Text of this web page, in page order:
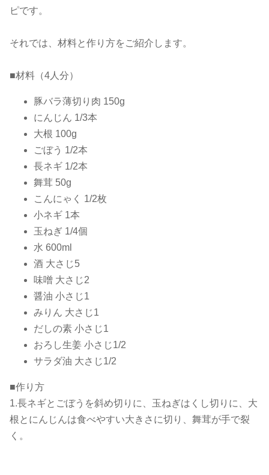
ピです。
それでは、材料と作り方をご紹介します。
■材料（4人分）
豚バラ薄切り肉 150g
にんじん 1/3本
大根 100g
ごぼう 1/2本
長ネギ 1/2本
舞茸 50g
こんにゃく 1/2枚
小ネギ 1本
玉ねぎ 1/4個
水 600ml
酒 大さじ5
味噌 大さじ2
醤油 小さじ1
みりん 大さじ1
だしの素 小さじ1
おろし生姜 小さじ1/2
サラダ油 大さじ1/2
■作り方
1.長ネギとごぼうを斜め切りに、玉ねぎはくし切りに、大
根とにんじんは食べやすい大きさに切り、舞茸が手で裂
く。